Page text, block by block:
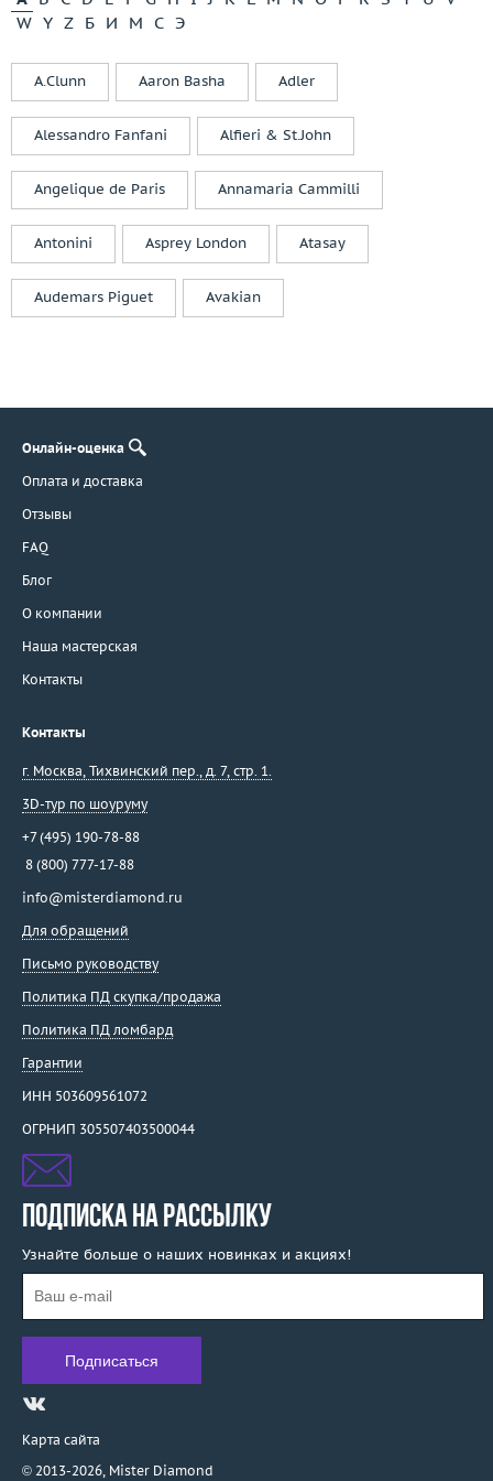
Palmiero
Paolo Piovan
Parure Atelier
Pasis Jewelery
Pasquale Bruni
Paula
Penta Preziosi
Piaget
Picchiotti
Piero Maccarini
Piero Milano
Ponticello
Preziose Torino
Raima
Rajola
Recarlo
Robotti Giovanni
Rodney Rayner
Rolex
Rosato
Rossi
Safo Joaillerie
Salvini
Sauro
Schoeffel
Silmar
Sirin
Skobelev
Sokolov
SORA by Ksenia Podnebesnaya
Stefan Hafner
Stella
Stenzhorn
Stephen Webster
Syntya Gioielli
Talento
W Y Z Б И М С Э
A.Clunn Aaron Basha Adler
Alessandro Fanfani Alfieri & St.John
Angelique de Paris Annamaria Cammilli
Antonini Asprey London Atasay
Audemars Piguet Avakian
Онлайн-оценка
Оплата и доставка
Отзывы
FAQ
Блог
О компании
Наша мастерская
Контакты
Контакты
г. Москва Тихвинский пер., д. 7, стр. 1.
3D-тур по шоуруму
+7 (495) 190-78-88
8 (800) 777-17-88
info@misterdiamond.ru
Для обращений
Письмо руководству
Политика ПД скупка/продажа
Политика ПД ломбард
Гарантии
ИНН 503609561072
ОГРНИП 305507403500044
ПОДПИСКА НА РАССЫЛКУ
Узнайте больше о наших новинках и акциях!
Карта сайта
© 2013-2026, Mister Diamond